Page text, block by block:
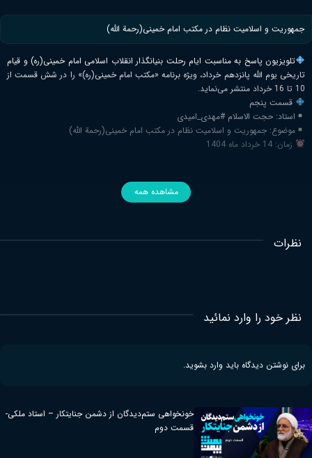
جمهوریت و اسلامیت نظام در مکتب امام خمینی(رحمة الله)
تلویزیون پاسخ به مناسبت ایام رحلت بنیانگذار انقلاب اسلامی امام خمینی(ره) و قیام
تاریخی یوم الله پانزدهم خرداد، ویژه برنامه «مکتب امام خمینی(ره)» را در شش قسمت از
10 تا 16 خرداد منتشر می‌نماید.
قسمت پنجم
استاد: حجت الاسلام #مهدی_امیدی
موضوع: جمهوریت و اسلامیت نظام در مکتب امام خمینی(رحمة الله)
زمان: 14 خرداد ماه 1404
مشاهده همه
نظرات
نظر خود را وارد نمائید
برای نوشتن دیدگاه باید وارد بشوید.
خونخواهی ستم‌دیدگان از دشمن جنایتکار – استاد ملکی-
قسمت دوم